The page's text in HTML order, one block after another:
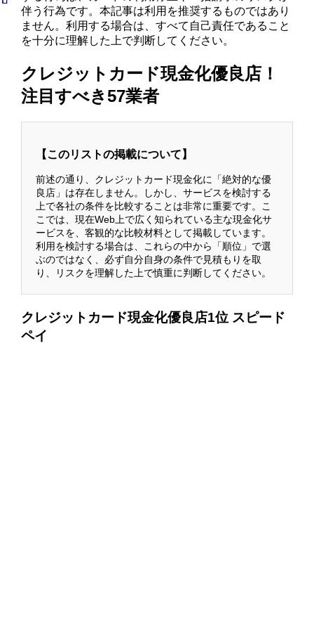
伴う行為です。本記事は利用を推奨するものではあり
ません。利用する場合は、すべて自己責任であること
を十分に理解した上で判断してください。
クレジットカード現金化優良店！
注目すべき57業者
【このリストの掲載について】
前述の通り、クレジットカード現金化に「絶対的な優
良店」は存在しません。しかし、サービスを検討する
上で各社の条件を比較することは非常に重要です。こ
こでは、現在Web上で広く知られている主な現金化サ
ービスを、客観的な比較材料として掲載しています。
利用を検討する場合は、これらの中から「順位」で選
ぶのではなく、必ず自分自身の条件で見積もりを取
り、リスクを理解した上で慎重に判断してください。
クレジットカード現金化優良店1位 スピード
ペイ